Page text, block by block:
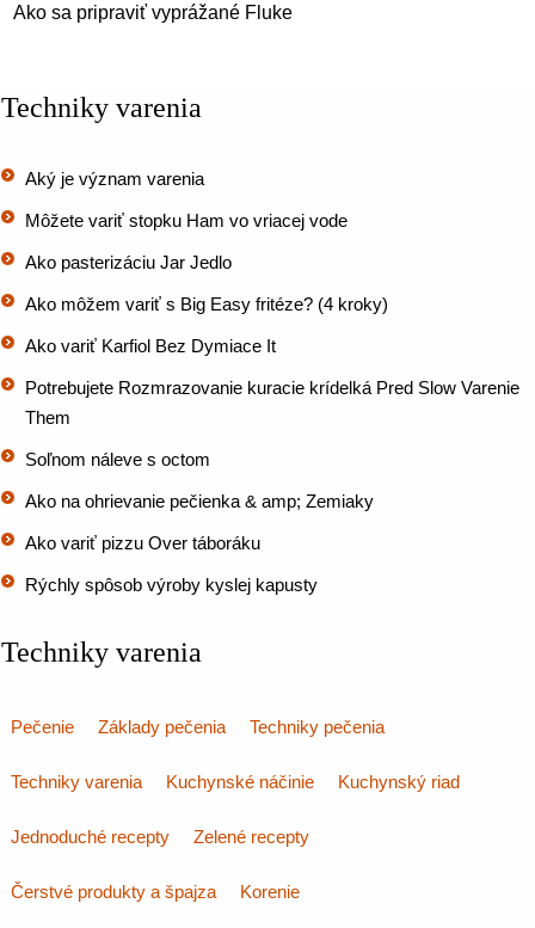
Ako sa pripraviť vyprážané Fluke
Techniky varenia
Aký je význam varenia
Môžete variť stopku Ham vo vriacej vode
Ako pasterizáciu Jar Jedlo
Ako môžem variť s Big Easy fritéze? (4 kroky)
Ako variť Karfiol Bez Dymiace It
Potrebujete Rozmrazovanie kuracie krídelká Pred Slow Varenie
Them
Soľnom náleve s octom
Ako na ohrievanie pečienka & amp; Zemiaky
Ako variť pizzu Over táboráku
Rýchly spôsob výroby kyslej kapusty
Techniky varenia
Pečenie Základy pečenia Techniky pečenia
Techniky varenia Kuchynské náčinie Kuchynský riad
Jednoduché recepty Zelené recepty
Čerstvé produkty a špajza Korenie